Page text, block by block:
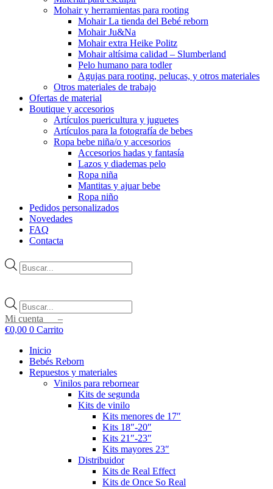
Mohair y herramientas para rooting
Mohair La tienda del Bebé reborn
Mohair Ju&Na
Mohair extra Heike Politz
Mohair altísima calidad – Slumberland
Pelo humano para todler
Agujas para rooting, pelucas, y otros materiales
Otros materiales de trabajo
Ofertas de material
Boutique y accesorios
Artículos puericultura y juguetes
Artículos para la fotografía de bebes
Ropa bebe niña/o y accesorios
Accesorios hadas y fantasía
Lazos y diademas pelo
Ropa niña
Mantitas y ajuar bebe
Ropa niño
Pedidos personalizados
Novedades
FAQ
Contacta
Búsqueda
de
Búsqueda
de
productos
Mi cuenta –
€0,00 0 Carrito
Inicio
Bebés Reborn
Repuestos y materiales
Vinilos para rebornear
Kits de segunda
Kits de vinilo
Kits menores de 17″
Kits 18″-20″
Kits 21″-23″
Kits mayores 23″
Distribuidor
Kits de Real Effect
Kits de Once So Real